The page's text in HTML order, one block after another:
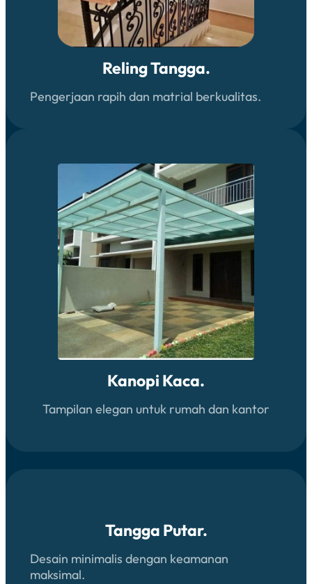
Reling Tangga.
Pengerjaan rapih dan matrial berkualitas.
Kanopi Kaca.
Tampilan elegan untuk rumah dan kantor
Tangga Putar.
Desain minimalis dengan keamanan
maksimal.